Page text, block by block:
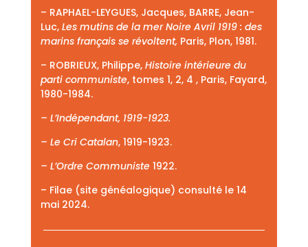
– RAPHAEL-LEYGUES, Jacques, BARRE, Jean-
Luc, Les mutins de la mer Noire Avril 1919 : des
marins français se révoltent, Paris, Plon, 1981.
– ROBRIEUX, Philippe, Histoire intérieure du
parti communiste, tomes 1, 2, 4 , Paris, Fayard,
1980-1984.
– L’Indépendant, 1919-1923.
– Le Cri Catalan, 1919-1923.
– L’Ordre Communiste1922.
– Filae (site généalogique) consulté le 14
mai 2024.